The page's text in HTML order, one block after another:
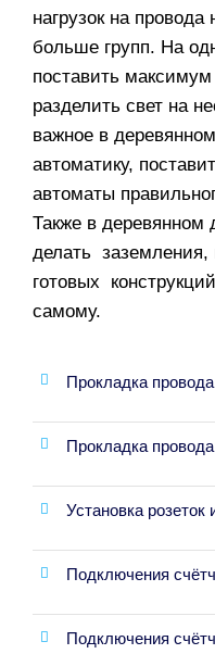
нагрузок на
больше групп. На
поставить максимум
разделить свет на
важное в
автоматику,
автоматы
Также в деревянном
делать заземления,
готовых
самому.
Прокладка
Прокладка
Установка
Подключения
Подключения